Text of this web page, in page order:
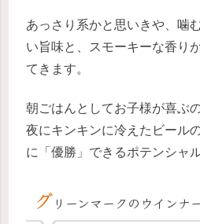
あっさり系かと思いきや、噛
い旨味と、スモーキーな香り
てきます。
朝ごはんとしてお子様が喜ぶ
夜にキンキンに冷えたビール
に「優勝」できるポテンシャ
グ リーンマークのウインナ